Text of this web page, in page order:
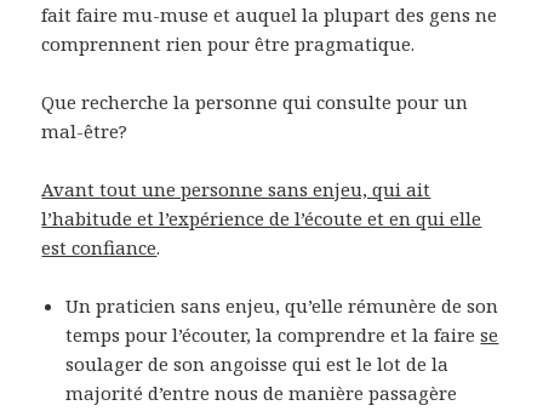
fait faire mu-muse et auquel la plupart des gens ne
comprennent rien pour être pragmatique.
Que recherche la personne qui consulte pour un
mal-être?
Avant tout une personne sans enjeu, qui ait
l’habitude et l’expérience de l’écoute et en qui elle
est confiance.
Un praticien sans enjeu, qu’elle rémunère de son
temps pour l’écouter, la comprendre et la fairese
soulager de son angoisse qui est le lot de la
majorité d’entre nous de manière passagère